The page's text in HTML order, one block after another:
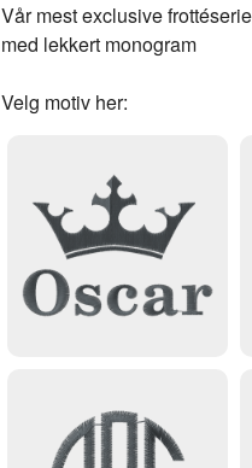
Vår mest exclusive
med lekkert monogram
Velg motiv her: